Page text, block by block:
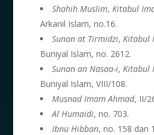
Shahih Muslim,Kitabul
Arkanil Islam, no.16.
Sunan at Tirmidzi,Kitabul
Buniyal Islam, no. 2612.
Sunan an Nasaa-i,Kitabul
Buniyal Islam, VIII/108.
Musnad Imam Ahmad, II/
Al Humaidi, no. 703.
Ibnu Hibban, no. 158 dan